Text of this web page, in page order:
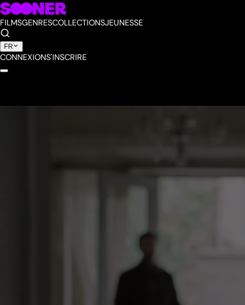
FILMSGENRESCOLLECTIONSJEUNESSE
FR
CONNEXIONS'INSCRIRE